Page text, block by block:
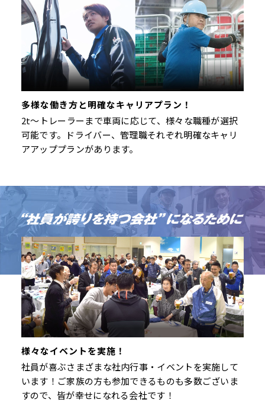
多様な働き方と明確なキャリアプラン！
2t～トレーラーまで車両に応じて、様々な職種が選択
可能です。ドライバー、管理職それぞれ明確なキャリ
アアッププランがあります。
様々なイベントを実施！
社員が喜ぶさまざまな社内行事・イベントを実施して
います！ご家族の方も参加できるものも多数ございま
すので、皆が幸せになれる会社です！